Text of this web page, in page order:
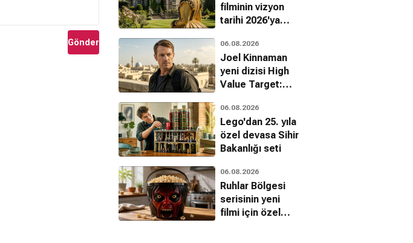
Gönder
filminin vizyon
tarihi 2026'ya
06.08.2026
Joel Kinnaman
yeni dizisi High
Value Target:
Saddam ile
dönüyor
06.08.2026
Lego'dan 25. yıla
özel devasa Sihir
Bakanlığı seti
06.08.2026
Ruhlar Bölgesi
serisinin yeni
filmi için özel